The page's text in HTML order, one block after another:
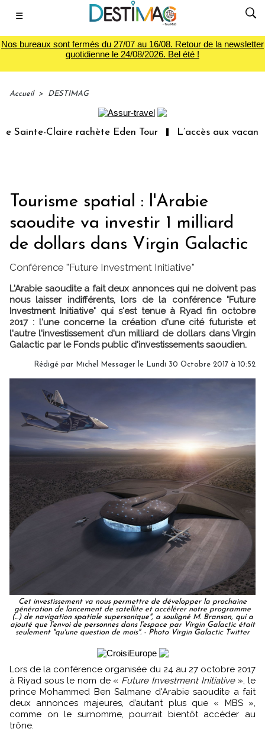
☰
Nos bureaux sont fermés du 27/07 au 16/08. Retour de la newsletter
quotidienne le 24/08/2026. Bel été !
Accueil > DESTIMAG
Sainte-Claire rachète Eden Tour L’accès aux
Tourisme spatial : l'Arabie
saoudite va investir 1 milliard
de dollars dans Virgin Galactic
Conférence "Future Investment Initiative"
L'Arabie saoudite a fait deux annonces qui ne doivent pas
nous laisser indifférents, lors de la conférence "Future
Investment Initiative" qui s'est tenue à Ryad fin octobre
2017 : l'une concerne la création d'une cité futuriste et
l'autre l'investissement d'un milliard de dollars dans Virgin
Galactic par le Fonds public d'investissements saoudien.
Rédigé par Michel Messager le Lundi 30 Octobre 2017 à 10:52
Cet investissement va nous permettre de développer la prochaine
génération de lancement de satellite et accélérer notre programme
(...) de navigation spatiale supersonique", a souligné M. Branson, qui a
ajouté que l'envoi de personnes dans l'espace par Virgin Galactic était
seulement "qu'une question de mois". - Photo Virgin Galactic Twitter
Lors de la conférence organisée du 24 au 27 octobre 2017
à Riyad sous le nom de « Future Investment Initiative», le
prince Mohammed Ben Salmane d'Arabie saoudite a fait
deux annonces majeures, d’autant plus que « MBS »,
comme on le surnomme, pourrait bientôt accéder au
trône.